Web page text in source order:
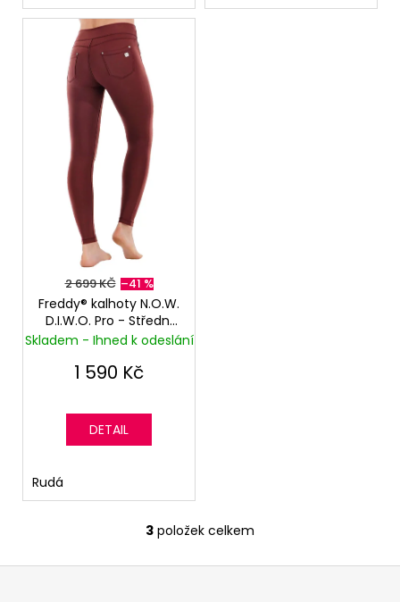
2 699 KČ –41 %
Freddy® kalhoty N.O.W.
D.I.W.O. Pro - Střední
pas - Bordeaux
Skladem - Ihned k odeslání
1 590 Kč
DETAIL
Rudá
O
v
3 položek celkem
Z